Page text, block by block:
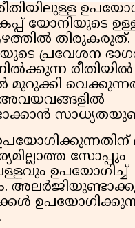
യോനിയുടെ
തിരുകരുത്.
പ്രവേശന
സോപ്പും
ഉപയോഗിച്ച്